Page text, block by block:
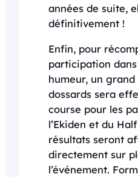
années de suite,
définitivement !
Enfin, pour
participation
humeur, un
dossards sera
course pour les
l’Ekiden et du
résultats seront
directement sur
l’événement.